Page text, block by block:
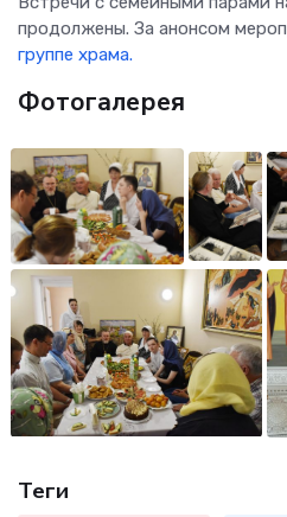
продолжены. За анонсом
группе храма.
Фотогалерея
Теги